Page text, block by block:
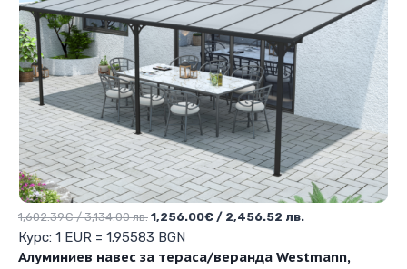
Алуминиев навес за тераса/веранда Westmann,
1,602.39€/ 3,134.00 лв. Original
price
was:
1,256.00€ / 2,456.52 лв.
е:
Курс: 1 EUR = 1.95583 BGN